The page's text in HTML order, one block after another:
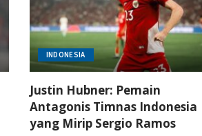
INDONESIA
Justin Hubner: Pemain
Antagonis Timnas Indonesia
yang Mirip Sergio Ramos